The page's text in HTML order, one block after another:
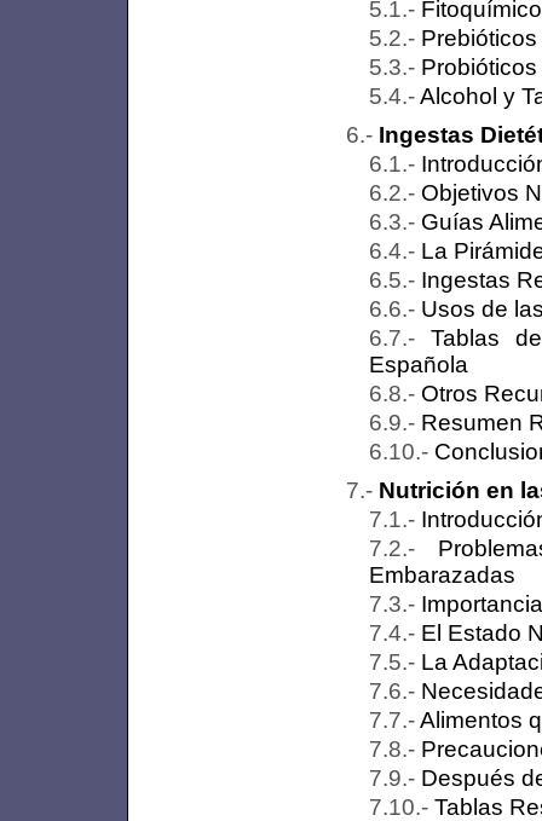
Prebióticos
Probióticos
Alcohol y
Ingestas
Objetivos
Guías
La
Ingestas
Usos de
Tablas
Española
Otros
Resumen
Nutrición en
Embarazadas
El Estado
La
Alimentos
Después
Tablas